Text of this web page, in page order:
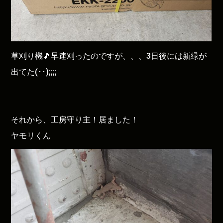
草刈り機🎵早速刈ったのですが、、、3日後には新緑が
出てた(･･);;;;
それから、工房守り主！居ました！
ヤモリくん